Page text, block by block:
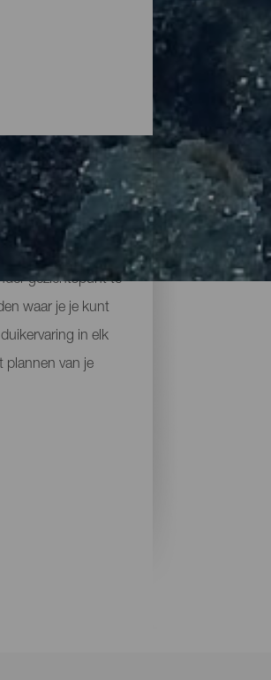
gezichtspunt te
waar je je kunt
in elk
plannen van je